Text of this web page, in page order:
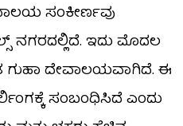
ಸಂಕೀರ್ಣವು
ನಗರದಲ್ಲಿದೆ. ಇದು ಮೊದಲ
ಗುಹಾ ದೇವಾಲಯವಾಗಿದೆ. ಈ
ಸಂಬಂಧಿಸಿದೆ ಎಂದು